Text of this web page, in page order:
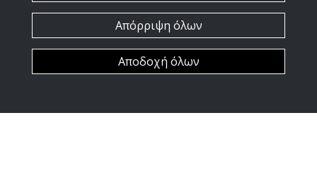
Απόρριψη όλων
Αποδοχή όλων